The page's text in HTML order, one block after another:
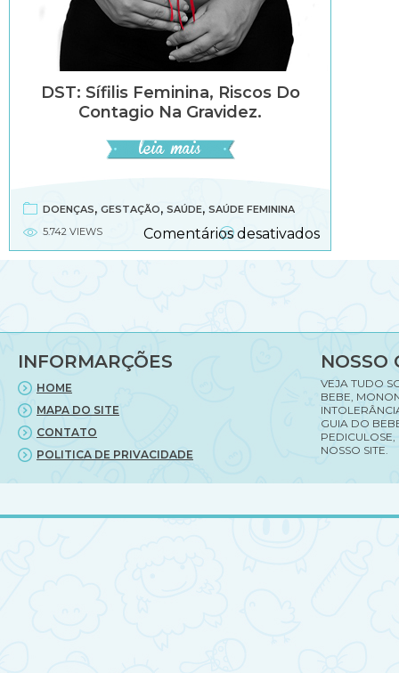
DST: Sífilis Feminina, Riscos Do
Contagio Na Gravidez.
DOENÇAS, GESTAÇÃO, SAÚDE, SAÚDE FEMININA
5.742 VIEWS
Comentários desativadosem
DST:
contagio
na
gravidez.
INFORMARÇÕES
HOME
MAPA DO SITE
CONTATO
POLITICA DE PRIVACIDADE
NOSSO
VEJA TUDO
BEBE,
GUIA DO
PEDICULOSE,
NOSSO SITE.